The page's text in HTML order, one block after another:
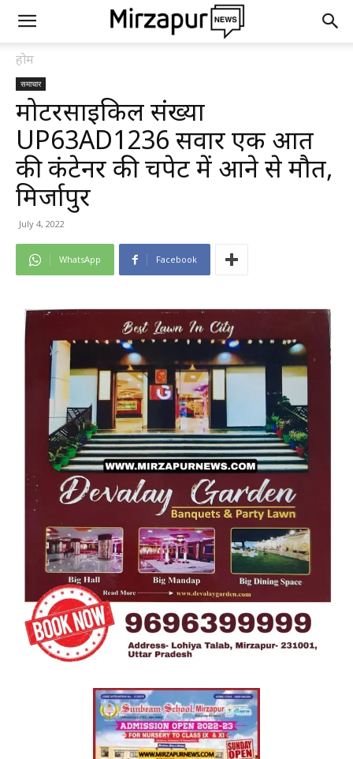
होम
समाचार
मोटरसाइकिल संख्या
UP63AD1236 सवार एक अज्ञात
की कंटेनर की चपेट में आने से मौत,
मिर्जापुर
July 4, 2022
WhatsApp Facebook